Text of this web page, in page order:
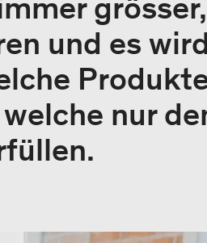
und es wird
nur